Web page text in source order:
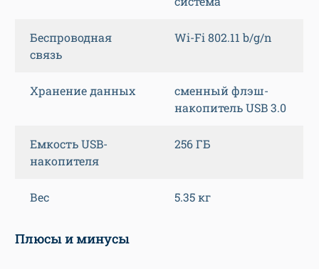
Беспроводная
связь
Wi-Fi 802.11 b/g/n
Хранение данных
сменный флэш-
накопитель USB 3.0
Емкость USB-
накопителя
256 ГБ
Вес 5.35 кг
Плюсы и минусы